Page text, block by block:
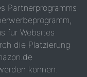
Partnerprogramms
für Websites
die Platzierung
können.